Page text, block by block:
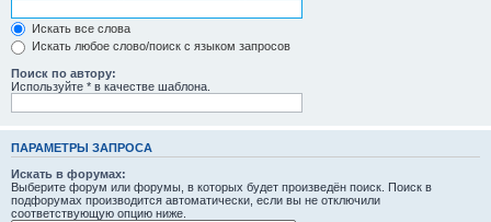
Искать все слова
Искать любое слово/поиск с языком запросов
Поиск по автору:
Используйте * в качестве шаблона.
ПАРАМЕТРЫ ЗАПРОСА
Искать в форумах:
Выберите форум или форумы, в которых будет произведён поиск. Поиск в
подфорумах производится автоматически, если вы не отключили
соответствующую опцию ниже.